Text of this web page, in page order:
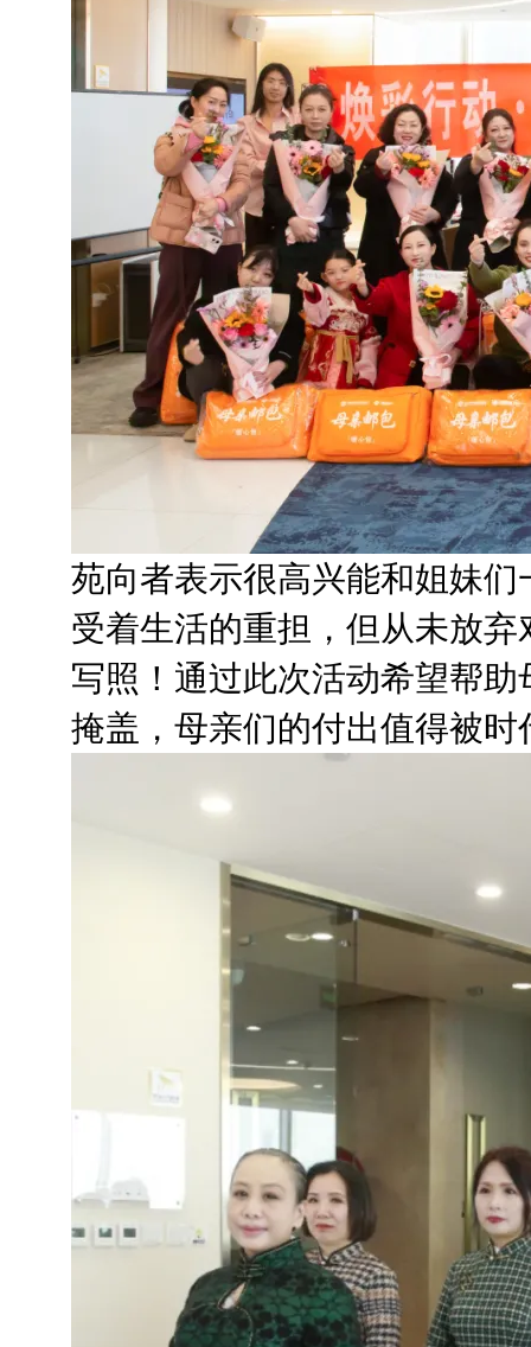
苑向者表示很高兴能和姐妹
受着生活的重担，但从未放
写照！通过此次活动希望帮
掩盖，母亲们的付出值得被时